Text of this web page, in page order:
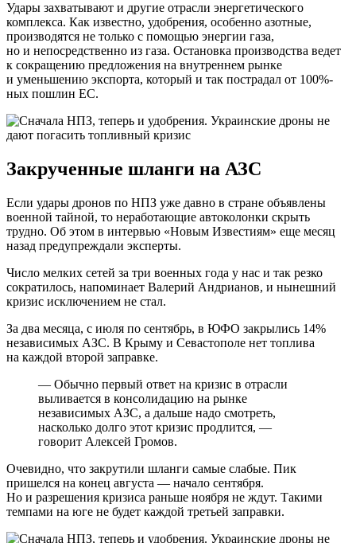
Удары захватывают и другие отрасли энергетического
комплекса. Как известно, удобрения, особенно азотные,
производятся не только с помощью энергии газа,
но и непосредственно из газа. Остановка производства ведет
к сокращению предложения на внутреннем рынке
и уменьшению экспорта, который и так пострадал от 100%-
ных пошлин ЕС.
Закрученные шланги на АЗС
Если удары дронов по НПЗ уже давно в стране объявлены
военной тайной, то неработающие автоколонки скрыть
трудно. Об этом в интервью «Новым Известиям» еще месяц
назад предупреждали эксперты.
Число мелких сетей за три военных года у нас и так резко
сократилось, напоминает Валерий Андрианов, и нынешний
кризис исключением не стал.
За два месяца, с июля по сентябрь, в ЮФО закрылись 14%
независимых АЗС. В Крыму и Севастополе нет топлива
на каждой второй заправке.
— Обычно первый ответ на кризис в отрасли
выливается в консолидацию на рынке
независимых АЗС, а дальше надо смотреть,
насколько долго этот кризис продлится, —
говорит Алексей Громов.
Очевидно, что закрутили шланги самые слабые. Пик
пришелся на конец августа — начало сентября.
Но и разрешения кризиса раньше ноября не ждут. Такими
темпами на юге не будет каждой третьей заправки.